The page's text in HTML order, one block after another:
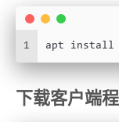
1 apt install
下载客户端